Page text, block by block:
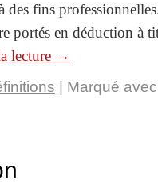
fins
portés en déduction à
lecture →
Marqué avec